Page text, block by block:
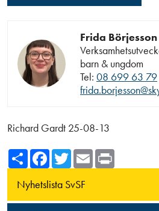
Nyhetslista SvSF
Frida Börjesson
Tel: 08 699 63 79
barn & ungdom
Richard Gardt 25-08-13
ShareFacebook
TwitterEmail